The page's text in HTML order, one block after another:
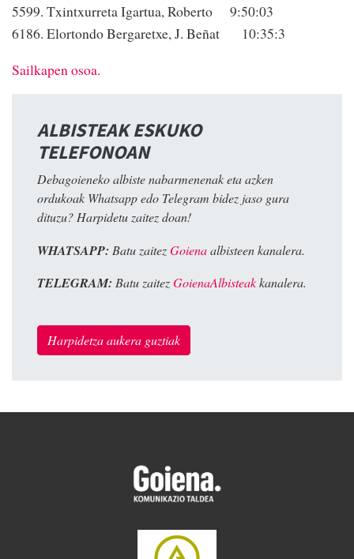
5599. Txintxurreta Igartua, Roberto 9:50:03
6186. Elortondo Bergaretxe, J. Beñat 10:35:3
Sailkapen osoa.
ALBISTEAK ESKUKO
TELEFONOAN
Debagoieneko albiste nabarmenenak eta azken
ordukoak Whatsapp edo Telegram bidez jaso gura
dituzu? Harpidetu zaitez doan!
WHATSAPP: Batu zaitezGoienaalbisteen kanalera.
TELEGRAM: Batu zaitezGoienaAlbisteakkanalera.
Harpidetza aukera guztiak